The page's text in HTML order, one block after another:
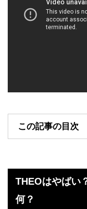
この記事の目次
って何？
【評判、口コ
スは優秀らしい
THEOはやばい
何？